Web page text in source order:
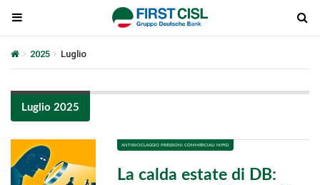
2025 Luglio
Luglio 2025
ANTIRICICLAGGIO PRESSIONI COMMERCIALI MIFID
La calda estate di DB: